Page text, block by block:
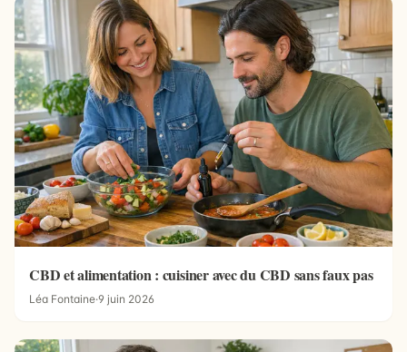
CBD et alimentation : cuisiner avec du CBD sans faux pas
Léa Fontaine·9 juin 2026